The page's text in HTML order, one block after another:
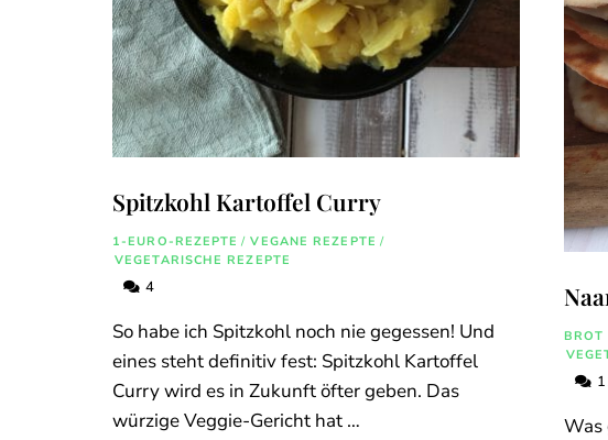
Spitzkohl Kartoffel Curry
1-EURO-REZEPTE / VEGANE REZEPTE /
VEGETARISCHE REZEPTE
4
So habe ich Spitzkohl noch nie gegessen! Und
eines steht definitiv fest: Spitzkohl Kartoffel
Curry wird es in Zukunft öfter geben. Das
würzige Veggie-Gericht hat …
BROT
Was